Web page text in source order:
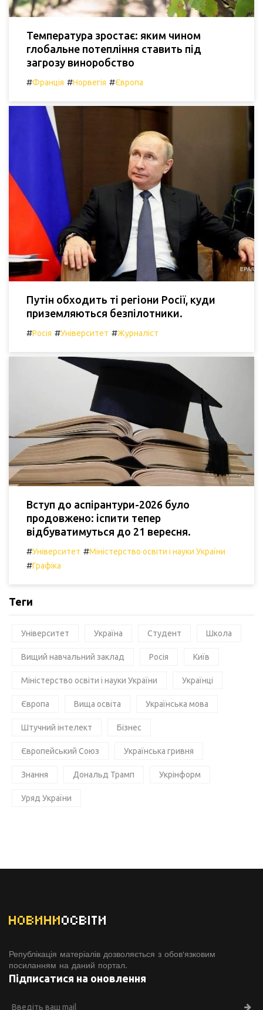
Температура зростає: яким чином
глобальне потепління ставить під
загрозу виноробство
#Франція #Норвегія #Європа
Путін обходить ті регіони Росії, куди
приземляються безпілотники.
#Росія #Університет #Журналіст
Вступ до аспірантури-2026 було
продовжено: іспити тепер
відбуватимуться до 21 вересня.
#Університет #Міністерство освіти і науки України
#Графіка
Теги
Університет Україна Студент Школа
Вищий навчальний заклад Росія Київ
Міністерство освіти і науки України Українці
Європа Вища освіта Українська мова
Штучний інтелект Бізнес
Європейський Союз Українська гривня
Знання Дональд Трамп Укрінформ
Уряд України
НОВИНИОСВІТИ
Републікація матеріалів дозволяється з обов'язковим
посиланням на даний портал.
Підписатися на оновлення